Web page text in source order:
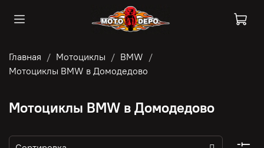
Главная Мотоциклы
BMW
Мотоциклы BMW в Домодедово
Мотоциклы BMW в Домодедово